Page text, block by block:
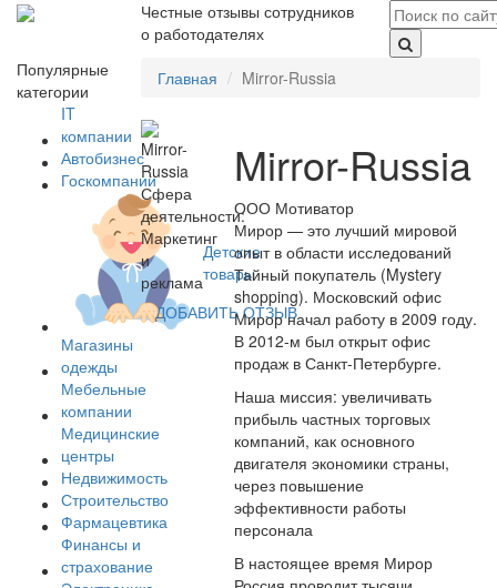
Честные отзывы сотрудников
о работодателях
Популярные
категории
IT
компании
Автобизнес
Госкомпании
Детские
товары
Магазины
одежды
Мебельные
компании
Медицинские
центры
Недвижимость
Строительство
Фармацевтика
Финансы и
страхование
Главная Mirror-Russia
Сфера
деятельности:
Маркетинг
и
реклама
ДОБАВИТЬ ОТЗЫВ
Mirror-Russia
ООО Мотиватор
Мирор — это лучший мировой
опыт в области исследований
Тайный покупатель (Mystery
shopping). Московский офис
Мирор начал работу в 2009 году.
В 2012-м был открыт офис
продаж в Санкт-Петербурге.
Наша миссия: увеличивать
прибыль частных торговых
компаний, как основного
двигателя экономики страны,
через повышение
эффективности работы
персонала
В настоящее время Мирор